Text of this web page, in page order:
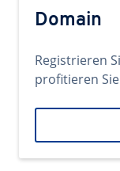
Domain
Registrieren
profitieren